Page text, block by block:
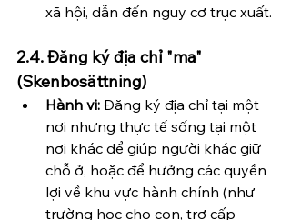
xã hội, dẫn đến nguy cơ trục xuất.
2.4. Đăng ký địa chỉ "ma"
(Skenbosättning)
Hành vi: Đăng ký địa chỉ tại một
nơi nhưng thực tế sống tại một
nơi khác để giúp người khác giữ
chỗ ở, hoặc để hưởng các quyền
lợi về khu vực hành chính (như
trường học cho con, trợ cấp